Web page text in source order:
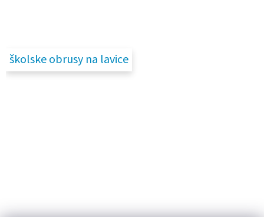
školske obrusy na lavice